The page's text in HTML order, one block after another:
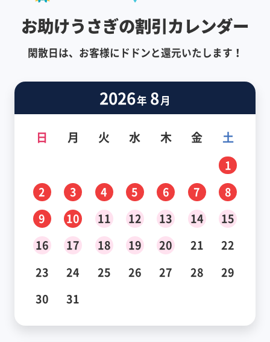
お助けうさぎの割引カレンダー
閑散日は、お客様にドドンと還元いたします！
2026年 8月
日 月 火 水 木 金 土
1
2
3 4 5 6 7
8
9
10 11 12 13 14
15
16
17 18 19 20 21
22
23
24 25 26 27 28
29
30
31